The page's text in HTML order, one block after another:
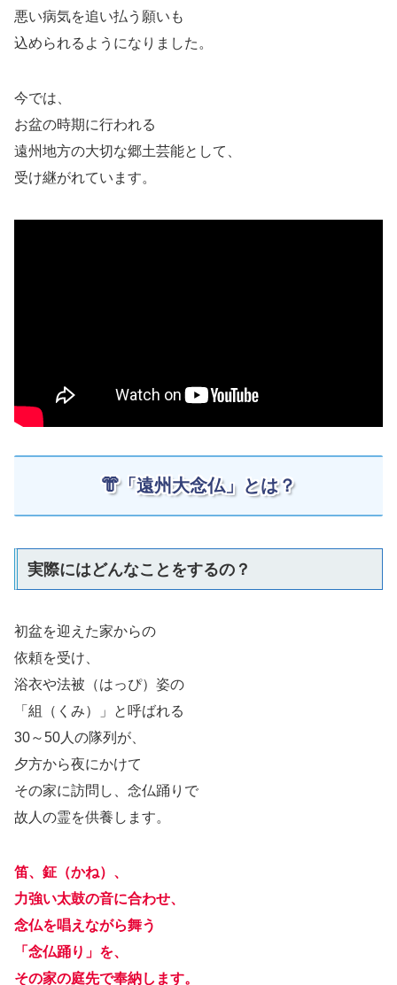
悪い病気を追い払う願いも
込められるようになりました。
今では、
お盆の時期に行われる
遠州地方の大切な郷土芸能として、
受け継がれています。
👘「遠州大念仏」とは？
実際にはどんなことをするの？
初盆を迎えた家からの
依頼を受け、
浴衣や法被（はっぴ）姿の
「組（くみ）」と呼ばれる
30～50人の隊列が、
夕方から夜にかけて
その家に訪問し、念仏踊りで
故人の霊を供養します。
笛、鉦（かね）、
力強い太鼓の音に合わせ、
念仏を唱えながら舞う
「念仏踊り」を、
その家の庭先で奉納します。